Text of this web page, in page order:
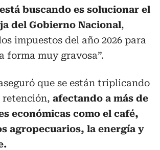
buscando es solucionar el
del Gobierno Nacional,
impuestos del año 2026 para
forma muy gravosa”.
que se están triplicando
afectando a más de
económicas como el café,
agropecuarios, la energía y